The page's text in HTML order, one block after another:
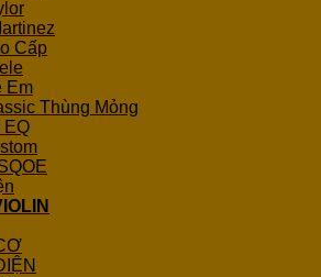
Cấp
Em
Thùng Mỏng
EQ